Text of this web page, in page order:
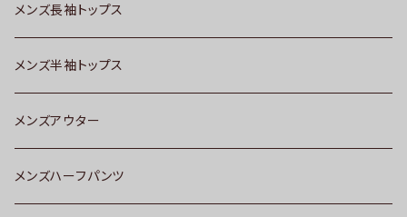
メンズ長袖トップス
メンズ半袖トップス
メンズアウター
メンズハーフパンツ